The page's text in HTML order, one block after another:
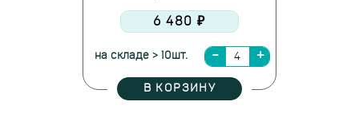
6 480 ₽
на складе > 10шт.
В КОРЗИНУ